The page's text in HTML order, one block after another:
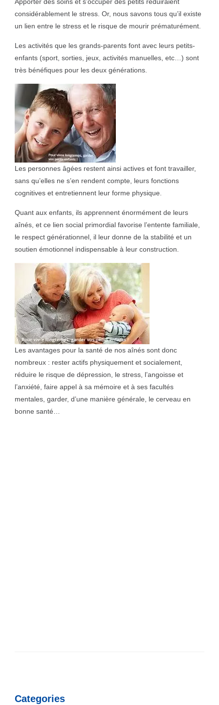
considérablement le stress. Or, nous savons tous qu’il existe
un lien entre le stress et le risque de mourir prématurément.
Les activités que les grands-parents font avec leurs petits-
enfants (sport, sorties, jeux, activités manuelles, etc…) sont
très bénéfiques pour les deux générations.
Les personnes âgées restent ainsi actives et font travailler,
sans qu’elles ne s’en rendent compte, leurs fonctions
cognitives et entretiennent leur forme physique.
Quant aux enfants, ils apprennent énormément de leurs
aînés, et ce lien social primordial favorise l’entente familiale,
le respect générationnel, il leur donne de la stabilité et un
soutien émotionnel indispensable à leur construction.
Les avantages pour la santé de nos aînés sont donc
nombreux : rester actifs physiquement et socialement,
réduire le risque de dépression, le stress, l’angoisse et
l’anxiété, faire appel à sa mémoire et à ses facultés
mentales, garder, d’une manière générale, le cerveau en
bonne santé…
Categories